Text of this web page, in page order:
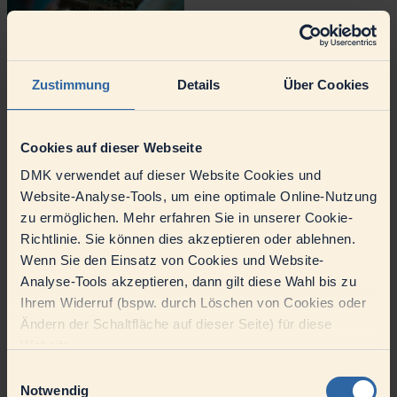
Zustimmung Details Über Cookies
Cookies auf dieser Webseite
DMK verwendet auf dieser Website Cookies und
Website-Analyse-Tools, um eine optimale Online-Nutzung
zu ermöglichen. Mehr erfahren Sie in unserer Cookie-
Richtlinie. Sie können dies akzeptieren oder ablehnen.
Wenn Sie den Einsatz von Cookies und Website-
Analyse-Tools akzeptieren, dann gilt diese Wahl bis zu
Ihrem Widerruf (bspw. durch Löschen von Cookies oder
Ändern der Schaltfläche auf dieser Seite) für diese
Notwendig
Vielfalt als Stärke
DMK schätzt Vielfältigkeit und Inklusion. Wir sind stolz darauf,
für ein inklusives Arbeitsumfeld ein.
Bei DMK ist jeder willkommen – unabhängig von Herkunft,
Geschlecht oder körperlicher Behinderung. Denn wir sind davon
überzeugt, dass nur eine bunte Mischung aus unterschiedlichen
Persönlichkeiten und Lebensgeschichten zu konstruktiven Ideen und
erfolgreichen Projekten führt. Bei DMK haben Sie die Möglichkeit,
in einem offenen und toleranten Umfeld zu arbeiten und Sie können
sich mit Ihren individuellen Stärken einzubringen. Wir sind stolz
darauf, ein Arbeitgeber zu sein, der sich für Vielfältigkeit und
Inklusion einsetzt. Werden Sie Teil unseres Teams und erleben es
selbst!